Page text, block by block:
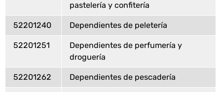
pastelería y confitería
52201240 Dependientes de peletería
52201251
Dependientes de perfumería y
droguería
52201262 Dependientes de pescadería